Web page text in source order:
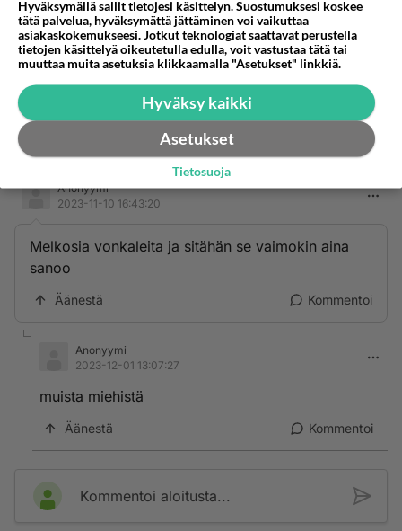
Anonyymi
2023-11-30 12:11:42
Juuan ollessa kyseessä, lienee enemmänkin
Anonyymi
2023-11-10 16:43:20
Melkosia vonkaleita ja sitähän se vaimokin aina
sanoo
Äänestä Kommentoi
Anonyymi
2023-12-01 13:07:27
muista miehistä
Äänestä Kommentoi
Kommentoi aloitusta...
Hyväksymällä sallit tietojesi käsittelyn. Suostumuksesi koskee
tätä palvelua, hyväksymättä jättäminen voi vaikuttaa
asiakaskokemukseesi. Jotkut teknologiat saattavat perustella
tietojen käsittelyä oikeutetulla edulla, voit vastustaa tätä tai
muuttaa muita asetuksia klikkaamalla "Asetukset" linkkiä.
Hyväksy kaikki
Asetukset
Tietosuoja